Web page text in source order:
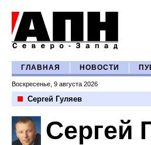
ГЛАВНАЯ НОВОСТИ
Воскресенье, 9 августа 2026
Сергей Гуляев
Сергей